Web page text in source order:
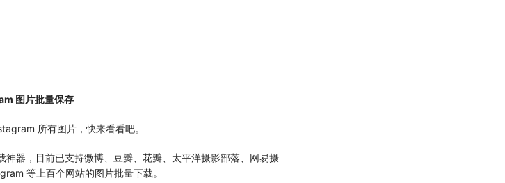
图片批量保存
所有图片，快来看看吧。
神器，目前已支持微博、豆瓣、花瓣、太平洋摄影部落、网易摄
等上百个网站的图片批量下载。